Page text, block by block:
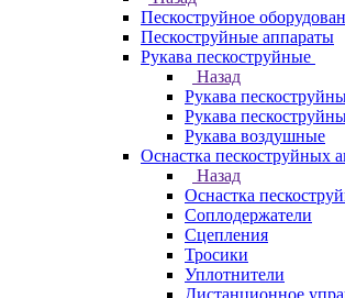
Пескоструйное
Пескоструйные аппараты
Рукава пескоструйные
Назад
Рукава
Рукава
Рукава воздушные
Оснастка пескоструйных
Назад
Оснастка
Соплодержатели
Сцепления
Тросики
Уплотнители
Дистанционное